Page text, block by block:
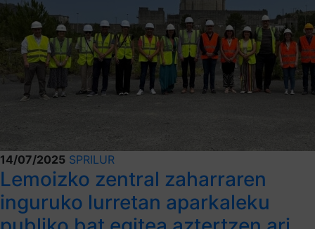
14/07/2025 SPRILUR
Lemoizko zentral zaharraren
inguruko lurretan aparkaleku